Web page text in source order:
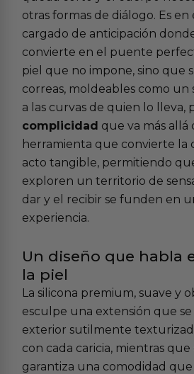
otras formas de diálogo. Es en
cargado de anticipación
convierte en el puente
piel que no impone, sino que
correas, moldeables como un
a las curvas de quien lo lleva,
complicidad que va más allá
herramienta que convierte la
acto tangible, permitiendo
exploren un territorio de
dar y el recibir se funden en
experiencia.
Un diseño que habla
la piel
La silicona premium, suave y
esculpe una extensión que
exterior sutilmente
con cada caricia, mientras
garantiza una comodidad que